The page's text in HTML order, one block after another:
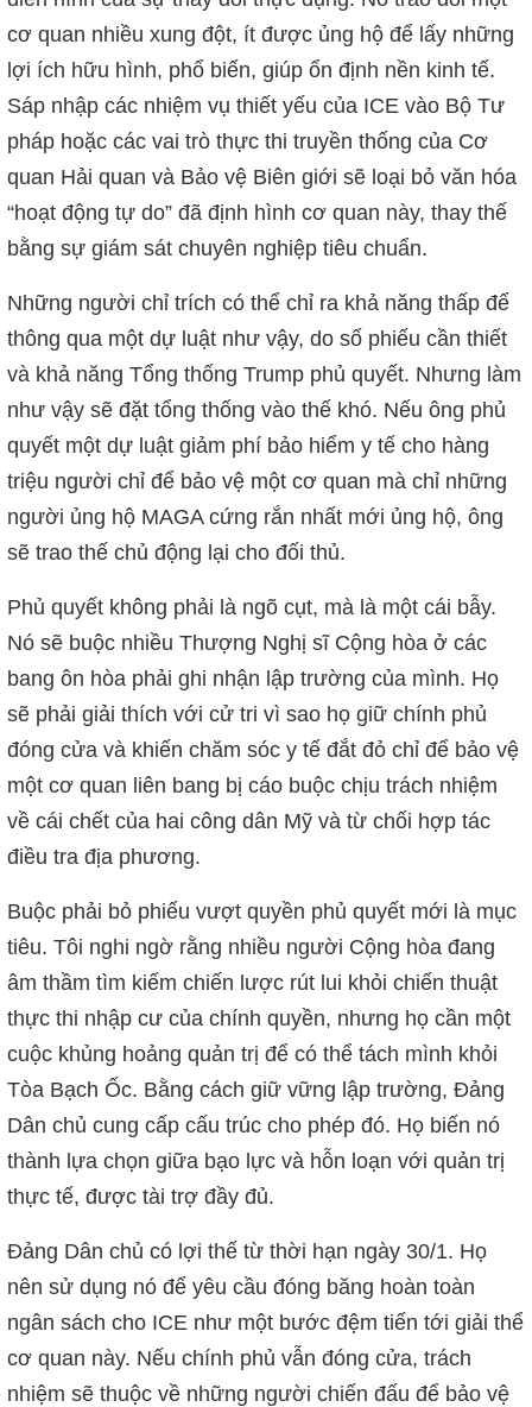
cơ quan nhiều xung đột, ít được ủng hộ để lấy những
lợi ích hữu hình, phổ biến, giúp ổn định nền kinh tế.
Sáp nhập các nhiệm vụ thiết yếu của ICE vào Bộ Tư
pháp hoặc các vai trò thực thi truyền thống của Cơ
quan Hải quan và Bảo vệ Biên giới sẽ loại bỏ văn hóa
“hoạt động tự do” đã định hình cơ quan này, thay thế
bằng sự giám sát chuyên nghiệp tiêu chuẩn.
Những người chỉ trích có thể chỉ ra khả năng thấp để
thông qua một dự luật như vậy, do số phiếu cần thiết
và khả năng Tổng thống Trump phủ quyết. Nhưng làm
như vậy sẽ đặt tổng thống vào thế khó. Nếu ông phủ
quyết một dự luật giảm phí bảo hiểm y tế cho hàng
triệu người chỉ để bảo vệ một cơ quan mà chỉ những
người ủng hộ MAGA cứng rắn nhất mới ủng hộ, ông
sẽ trao thế chủ động lại cho đối thủ.
Phủ quyết không phải là ngõ cụt, mà là một cái bẫy.
Nó sẽ buộc nhiều Thượng Nghị sĩ Cộng hòa ở các
bang ôn hòa phải ghi nhận lập trường của mình. Họ
sẽ phải giải thích với cử tri vì sao họ giữ chính phủ
đóng cửa và khiến chăm sóc y tế đắt đỏ chỉ để bảo vệ
một cơ quan liên bang bị cáo buộc chịu trách nhiệm
về cái chết của hai công dân Mỹ và từ chối hợp tác
điều tra địa phương.
Buộc phải bỏ phiếu vượt quyền phủ quyết mới là mục
tiêu. Tôi nghi ngờ rằng nhiều người Cộng hòa đang
âm thầm tìm kiếm chiến lược rút lui khỏi chiến thuật
thực thi nhập cư của chính quyền, nhưng họ cần một
cuộc khủng hoảng quản trị để có thể tách mình khỏi
Tòa Bạch Ốc. Bằng cách giữ vững lập trường, Đảng
Dân chủ cung cấp cấu trúc cho phép đó. Họ biến nó
thành lựa chọn giữa bạo lực và hỗn loạn với quản trị
thực tế, được tài trợ đầy đủ.
Đảng Dân chủ có lợi thế từ thời hạn ngày 30/1. Họ
nên sử dụng nó để yêu cầu đóng băng hoàn toàn
ngân sách cho ICE như một bước đệm tiến tới giải thể
cơ quan này. Nếu chính phủ vẫn đóng cửa, trách
nhiệm sẽ thuộc về những người chiến đấu để bảo vệ